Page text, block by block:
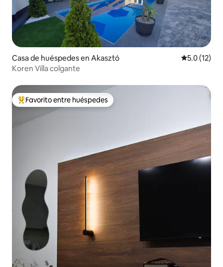
Casa de huéspedes en Akasztó Calificación
5.0 (12)
Koren Villa colgante
De los mejores en Favorito entre huéspedes
Favorito entre huéspedes